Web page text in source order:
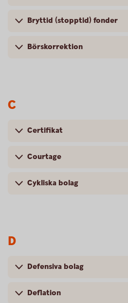
Bryttid (stopptid) fonder
Börskorrektion
C
Certifikat
Courtage
Cykliska bolag
D
Defensiva bolag
Deflation